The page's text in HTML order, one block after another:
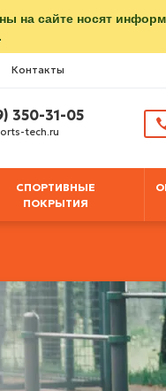
на сайте носят
Контакты
350-31-05
tech.ru
СПОРТИВНЫЕ
ПОКРЫТИЯ